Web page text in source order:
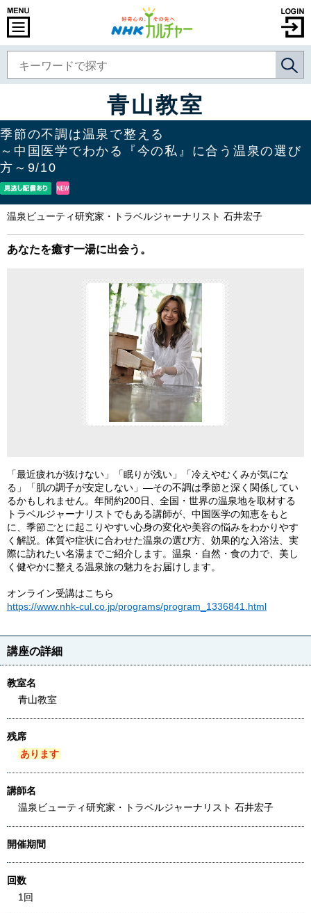
青山教室
季節の不調は温泉で整える
～中国医学でわかる『今の私』に合う温泉の選び
方～9/10
温泉ビューティ研究家・トラベルジャーナリスト 石井宏子
あなたを癒す一湯に出会う。
「最近疲れが抜けない」「眠りが浅い」「冷えやむくみが気にな
る」「肌の調子が安定しない」―その不調は季節と深く関係してい
るかもしれません。年間約200日、全国・世界の温泉地を取材する
トラベルジャーナリストでもある講師が、中国医学の知恵をもと
に、季節ごとに起こりやすい心身の変化や美容の悩みをわかりやす
く解説。体質や症状に合わせた温泉の選び方、効果的な入浴法、実
際に訪れたい名湯までご紹介します。温泉・自然・食の力で、美し
く健やかに整える温泉旅の魅力をお届けします。
オンライン受講はこちら
https://www.nhk-cul.co.jp/programs/program_1336841.html
講座の詳細
教室名
青山教室
残席
あります
講師名
温泉ビューティ研究家・トラベルジャーナリスト 石井宏子
開催期間
回数
1回